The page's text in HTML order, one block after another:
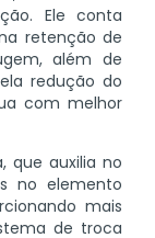
Ele conta
retenção de
além de
redução do
com melhor
que auxilia no
no elemento
mais
de troca